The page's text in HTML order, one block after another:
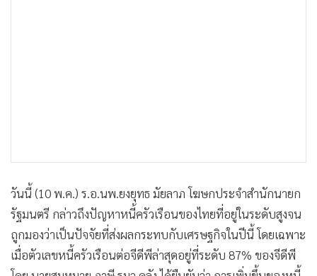
วันนี้ (10 พ.ค.) ร.อ.นพ.ยงยุทธ มัยลาภ โฆษกประจำสำนักนายก
รัฐมนตรี กล่าวถึงปัญหาหนี้ครัวเรือนของไทยที่อยู่ในระดับสูงจน
ถูกมองว่าเป็นปัจจัยที่ส่งผลกระทบกับเศรษฐกิจในปีนี้ โดยเฉพาะ
เมื่อตัวเลขหนี้ครัวเรือนต่อจีดีพีล่าสุดอยู่ที่ระดับ 87% ของจีดีพี